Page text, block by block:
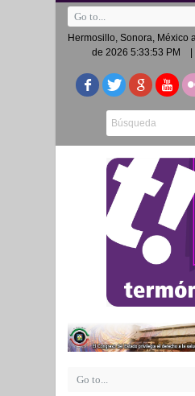
Hermosillo, Sonora, México
de 2026 5:33:53 PM
|